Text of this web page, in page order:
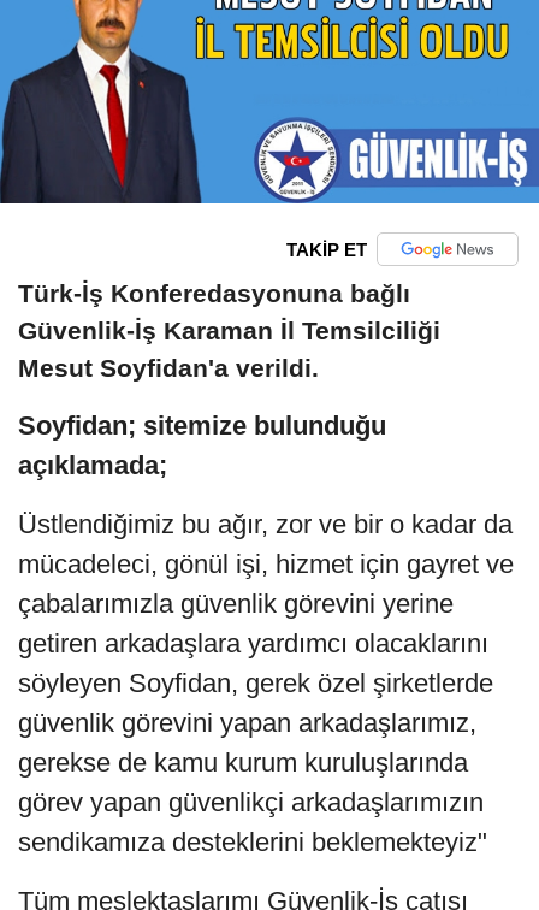
TAKİP ET
Türk-İş Konferedasyonuna bağlı
Güvenlik-İş Karaman İl Temsilciliği
Mesut Soyfidan'a verildi.
Soyfidan; sitemize bulunduğu
açıklamada;
Üstlendiğimiz bu ağır, zor ve bir o kadar da
mücadeleci, gönül işi, hizmet için gayret ve
çabalarımızla güvenlik görevini yerine
getiren arkadaşlara yardımcı olacaklarını
söyleyen Soyfidan, gerek özel şirketlerde
güvenlik görevini yapan arkadaşlarımız,
gerekse de kamu kurum kuruluşlarında
görev yapan güvenlikçi arkadaşlarımızın
sendikamıza desteklerini beklemekteyiz"
Tüm meslektaşlarımı Güvenlik-İş çatısı